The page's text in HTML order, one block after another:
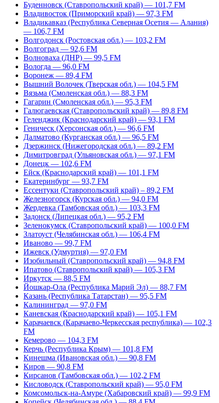
Буденновск (Ставропольский край) — 101,7 FM
Владивосток (Приморский край) — 97,3 FM
Владикавказ (Республика Северная Осетия — Алания)
— 106,7 FM
Волгодонск (Ростовская обл.) — 103,2 FM
Волгоград — 92,6 FM
Волноваха (ДНР) — 99,5 FM
Вологда — 96,0 FM
Воронеж — 89,4 FM
Вышний Волочек (Тверская обл.) — 104,5 FM
Вязьма (Смоленская обл.) — 88,3 FM
Гагарин (Смоленская обл.) — 95,3 FM
Галюгаевская (Ставропольский край) — 89,8 FM
Геленджик (Краснодарский край) — 93,1 FM
Геническ (Херсонская обл.) — 96,6 FM
Далматово (Курганская обл.) — 96,5 FM
Дзержинск (Нижегородская обл.) — 89,2 FM
Димитровград (Ульяновская обл.) — 97,1 FM
Донецк — 102,6 FM
Ейск (Краснодарский край) — 101,1 FM
Екатеринбург — 93,7 FM
Ессентуки (Ставропольский край) – 89,2 FM
Железногорск (Курская обл.) — 94,0 FM
Жердевка (Тамбовская обл.) — 103,3 FM
Задонск (Липецкая обл.) — 95,2 FM
Зеленокумск (Ставропольский край) — 100,0 FM
Златоуст (Челябинская обл.) — 106,4 FM
Иваново — 99,7 FM
Ижевск (Удмуртия) — 97,0 FM
Изобильный (Ставропольский край) — 94,8 FM
Ипатово (Ставропольский край) — 105,3 FM
Иркутск — 88,5 FM
Йошкар-Ола (Республика Марий Эл) — 88,7 FM
Казань (Республика Татарстан) — 95,5 FM
Калининград — 97,0 FM
Каневская (Краснодарский край) — 105,1 FM
Карачаевск (Карачаево-Черкесская республика) — 102,3
FM
Кемерово — 104,3 FM
Керчь (Республика Крым) — 101,8 FM
Кинешма (Ивановская обл.) — 90,8 FM
Киров — 90,8 FM
Кирсанов (Тамбовская обл.) — 102,2 FM
Кисловодск (Ставропольский край) — 95,0 FM
Комсомольск-на-Амуре (Хабаровский край) — 99,9 FM